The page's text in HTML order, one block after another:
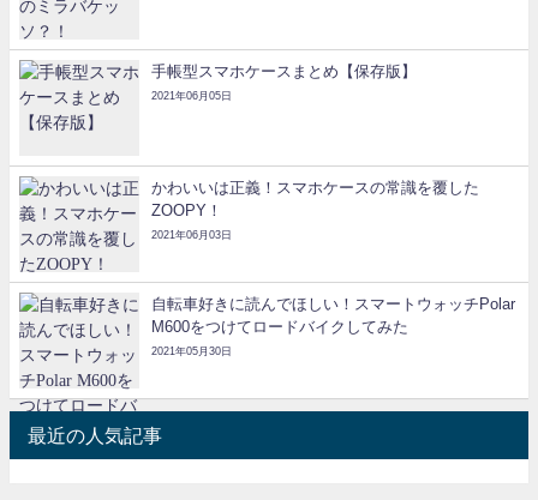
手帳型スマホケースまとめ【保存版】
2021年06月05日
かわいいは正義！スマホケースの常識を覆した
ZOOPY！
2021年06月03日
自転車好きに読んでほしい！スマートウォッチPolar
M600をつけてロードバイクしてみた
2021年05月30日
最近の人気記事